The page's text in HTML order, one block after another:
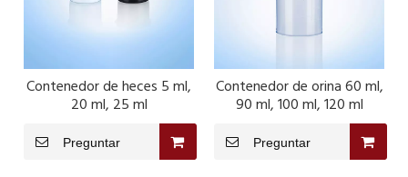
Contenedor de heces 5 ml,
20 ml, 25 ml
Preguntar
Contenedor de orina 60 ml,
90 ml, 100 ml, 120 ml
Preguntar